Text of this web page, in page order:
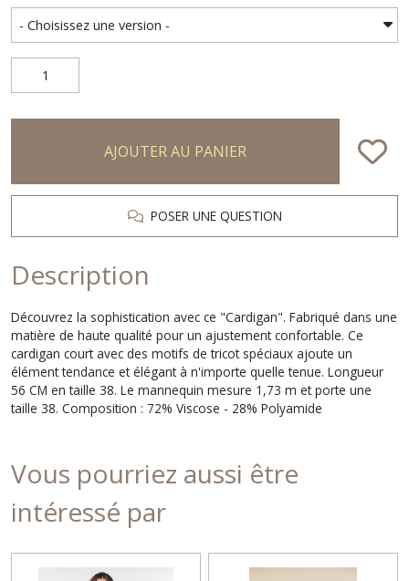
AJOUTER AU PANIER
POSER UNE QUESTION
Description
Découvrez la sophistication avec ce "Cardigan". Fabriqué dans une
matière de haute qualité pour un ajustement confortable. Ce
cardigan court avec des motifs de tricot spéciaux ajoute un
élément tendance et élégant à n'importe quelle tenue. Longueur
56 CM en taille 38. Le mannequin mesure 1,73 m et porte une
taille 38. Composition : 72% Viscose - 28% Polyamide
Vous pourriez aussi être
intéressé par